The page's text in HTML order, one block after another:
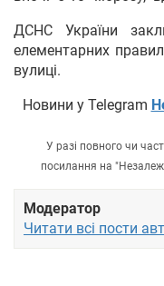
ДСНС України
елементарних
вулиці.
Новини у Telegram
У разі повного чи
посилання на
Модератор
Читати всі пости